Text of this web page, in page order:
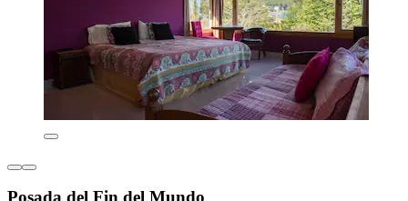
Posada del Fin del Mundo